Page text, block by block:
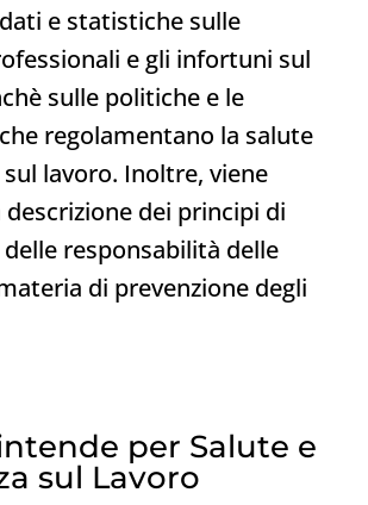
e statistiche sulle
e gli infortuni sul
sulle politiche e le
regolamentano la salute
sul lavoro. Inoltre, viene
dei principi di
delle responsabilità delle
di prevenzione degli
per Salute e
sul Lavoro